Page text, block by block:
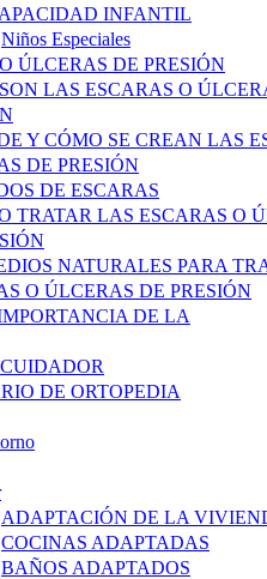
INFANTIL
Niños Especiales
ÚLCERAS DE PRESIÓN
LAS ESCARAS O
Y CÓMO SE CREAN LAS
DE PRESIÓN
DE ESCARAS
TRATAR LAS ESCARAS O
NATURALES PARA
O ÚLCERAS DE PRESIÓN
DE LA
DE ORTOPEDIA
ADAPTACIÓN DE LA
COCINAS ADAPTADAS
BAÑOS ADAPTADOS